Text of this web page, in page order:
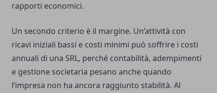
rapporti economici.
Un secondo criterio è il margine. Un’attività con
ricavi iniziali bassi e costi minimi può soffrire i costi
annuali di una SRL, perché contabilità, adempimenti
e gestione societaria pesano anche quando
l’impresa non ha ancora raggiunto stabilità. Al